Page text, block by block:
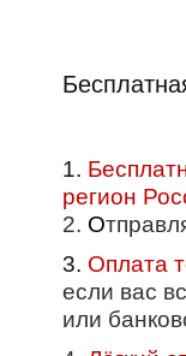
1.
регион
2. О
3. Оплата
если вас
или